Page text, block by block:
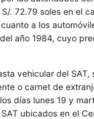
. 72.79 soles en el
a los
año 1984, cuyo
vehicular del SAT,
o carnet de
días lunes 19 y
ubicados en el